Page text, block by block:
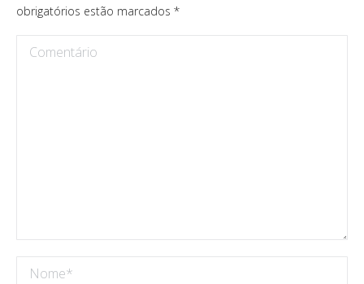
obrigatórios estão marcados *
Comentário
Nome *